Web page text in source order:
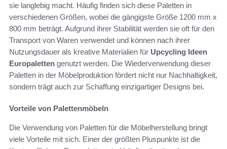
sie langlebig macht. Häufig finden sich diese Paletten in
verschiedenen Größen, wobei die gängigste Größe 1200 mm x
800 mm beträgt. Aufgrund ihrer Stabilität werden sie oft für den
Transport von Waren verwendet und können nach ihrer
Nutzungsdauer als kreative Materialien für Upcycling Ideen
Europaletten genutzt werden. Die Wiederverwendung dieser
Paletten in der Möbelproduktion fördert nicht nur Nachhaltigkeit,
sondern trägt auch zur Schaffung einzigartiger Designs bei.
Vorteile von Palettenmöbeln
Die Verwendung von Paletten für die Möbelherstellung bringt
viele Vorteile mit sich. Einer der größten Pluspunkte ist die